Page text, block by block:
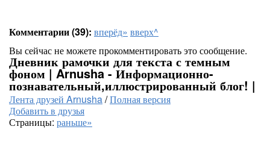
Комментарии (39): вперёд» вверх^
Вы сейчас не можете прокомментировать это сообщение.
Дневник рамочки для текста с темным
фоном | Arnusha - Информационно-
познавательный,иллюстрированный блог! |
Лента друзей Arnusha/Полная версия
Добавить в друзья
Страницы: раньше»